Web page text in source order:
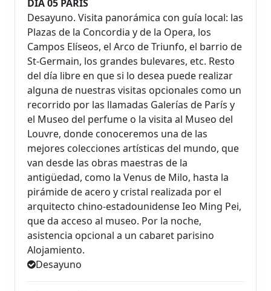
DÍA 05 PARÍS
Desayuno. Visita panorámica con guía local: las
Plazas de la Concordia y de la Opera, los
Campos Elíseos, el Arco de Triunfo, el barrio de
St-Germain, los grandes bulevares, etc. Resto
del día libre en que si lo desea puede realizar
alguna de nuestras visitas opcionales como un
recorrido por las llamadas Galerías de París y
el Museo del perfume o la visita al Museo del
Louvre, donde conoceremos una de las
mejores colecciones artísticas del mundo, que
van desde las obras maestras de la
antigüedad, como la Venus de Milo, hasta la
pirámide de acero y cristal realizada por el
arquitecto chino-estadounidense Ieo Ming Pei,
que da acceso al museo. Por la noche,
asistencia opcional a un cabaret parisino
Alojamiento.
Desayuno